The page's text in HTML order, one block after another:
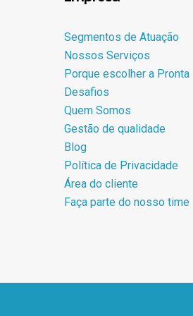
Segmentos de Atuação
Nossos Serviços
Porque escolher a Pronta
Desafios
Quem Somos
Gestão de qualidade
Blog
Política de Privacidade
Área do cliente
Faça parte do nosso time